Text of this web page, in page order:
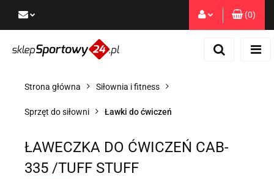
Dodaj zgłoszenie
(0)
Strona główna Siłownia i fitness
Sprzęt do siłowni Ławki do ćwiczeń
ŁAWECZKA DO ĆWICZEŃ CAB-
335 /TUFF STUFF